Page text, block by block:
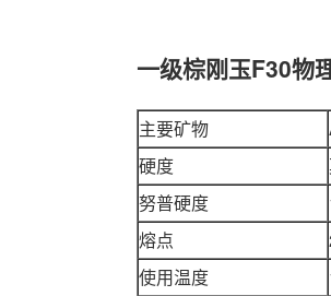
一级棕刚玉F30物
主要矿物
硬度
努普硬度
熔点
使用温度